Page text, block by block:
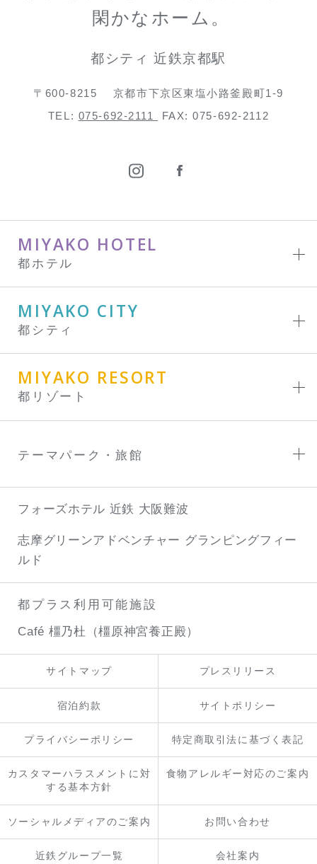
閑かなホーム。
都シティ 近鉄京都駅
〒600-8215
京都市下京区東塩小路釜殿町1-9
TEL: 075-692-2111 FAX: 075-692-2112
MIYAKO HOTEL
都ホテル
MIYAKO CITY
都シティ
MIYAKO RESORT
都リゾート
テーマパーク・旅館
フォーズホテル 近鉄 大阪難波
志摩グリーンアドベンチャー グランピングフィー
ルド
都プラス利用可能施設
Café 橿乃杜（橿原神宮養正殿）
サイトマップ プレスリリース
宿泊約款 サイトポリシー
プライバシーポリシー 特定商取引法に基づく表記
カスタマーハラスメントに対
する基本方針
食物アレルギー対応のご案内
ソーシャルメディアのご案内 お問い合わせ
近鉄グループ一覧 会社案内